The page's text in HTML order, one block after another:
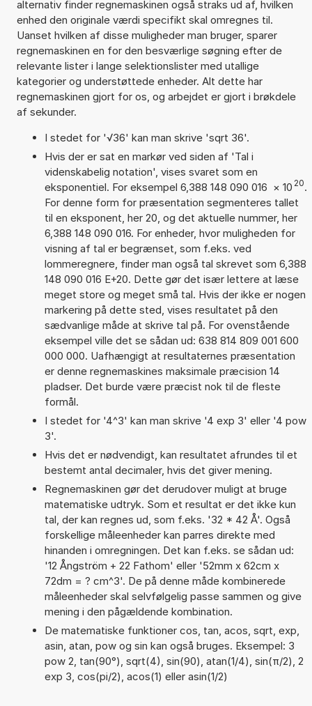
alternativ finder regnemaskinen også straks ud af, hvilken
enhed den originale værdi specifikt skal omregnes til.
Uanset hvilken af disse muligheder man bruger, sparer
regnemaskinen en for den besværlige søgning efter de
relevante lister i lange selektionslister med utallige
kategorier og understøttede enheder. Alt dette har
regnemaskinen gjort for os, og arbejdet er gjort i brøkdele
af sekunder.
I stedet for '√36' kan man skrive 'sqrt 36'.
Hvis der er sat en markør ved siden af 'Tal i
videnskabelig notation', vises svaret som en
eksponentiel. For eksempel 6,388 148 090 016 × 10 20.
For denne form for præsentation segmenteres tallet
til en eksponent, her 20, og det aktuelle nummer, her
6,388 148 090 016. For enheder, hvor muligheden for
visning af tal er begrænset, som f.eks. ved
lommeregnere, finder man også tal skrevet som 6,388
148 090 016 E+20. Dette gør det især lettere at læse
meget store og meget små tal. Hvis der ikke er nogen
markering på dette sted, vises resultatet på den
sædvanlige måde at skrive tal på. For ovenstående
eksempel ville det se sådan ud: 638 814 809 001 600
000 000. Uafhængigt at resultaternes præsentation
er denne regnemaskines maksimale præcision 14
pladser. Det burde være præcist nok til de fleste
formål.
I stedet for '4^3' kan man skrive '4 exp 3' eller '4 pow
3'.
Hvis det er nødvendigt, kan resultatet afrundes til et
bestemt antal decimaler, hvis det giver mening.
Regnemaskinen gør det derudover muligt at bruge
matematiske udtryk. Som et resultat er det ikke kun
tal, der kan regnes ud, som f.eks. '32 * 42 Å'. Også
forskellige måleenheder kan parres direkte med
hinanden i omregningen. Det kan f.eks. se sådan ud:
'12 Ångström + 22 Fathom' eller '52mm x 62cm x
72dm = ? cm^3'. De på denne måde kombinerede
måleenheder skal selvfølgelig passe sammen og give
mening i den pågældende kombination.
De matematiske funktioner cos, tan, acos, sqrt, exp,
asin, atan, pow og sin kan også bruges. Eksempel: 3
pow 2, tan(90°), sqrt(4), sin(90), atan(1/4), sin(π/2), 2
exp 3, cos(pi/2), acos(1) eller asin(1/2)